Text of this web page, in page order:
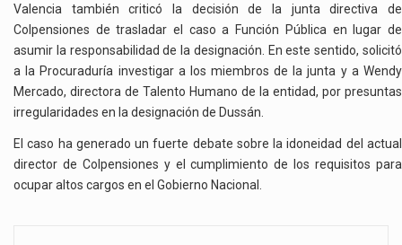
Valencia también criticó la decisión de la junta directiva de
Colpensiones de trasladar el caso a Función Pública en lugar de
asumir la responsabilidad de la designación. En este sentido, solicitó
a la Procuraduría investigar a los miembros de la junta y a Wendy
Mercado, directora de Talento Humano de la entidad, por presuntas
irregularidades en la designación de Dussán.
El caso ha generado un fuerte debate sobre la idoneidad del actual
director de Colpensiones y el cumplimiento de los requisitos para
ocupar altos cargos en el Gobierno Nacional.